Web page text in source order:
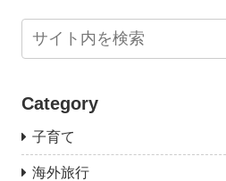
Category
子育て
海外旅行